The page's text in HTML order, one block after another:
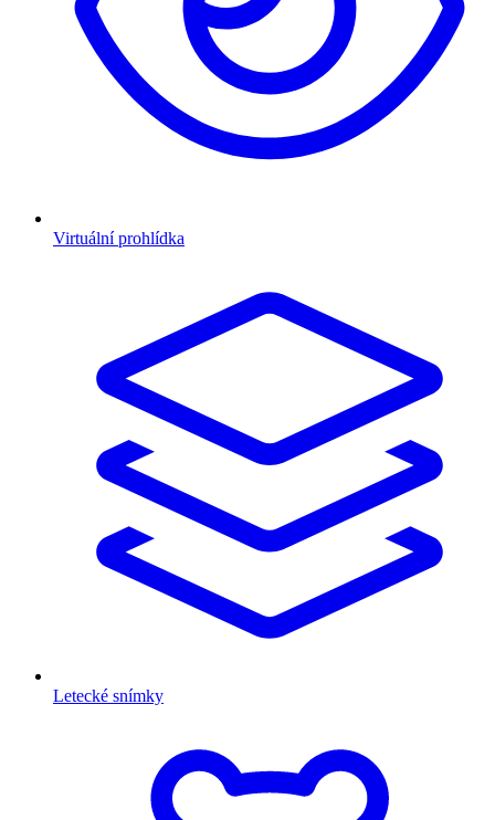
Virtuální prohlídka
Letecké snímky